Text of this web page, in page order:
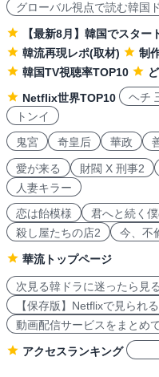
グローバル視点で読む韓国
【最新8月】韓国でスタ
韓流再現レポ(取材)
制
韓国TV視聴率TOP10
Netflix世界TOP10
ヘチ
トンイ
鬼宮
奇皇后 華政
愛が来る 財閥 X 刑事2
人妻キラー
恋は飴模様
君へと続く
殺し屋たちの店2
今、不
華流トップページ
次見る韓ドラに迷ったら見
【保存版】Netflixで見られ
動画配信サービスをまとめ
アクセスランキング